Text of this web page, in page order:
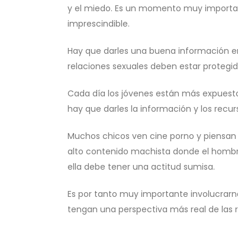
y el miedo. Es un momento muy
imprescindible.
Hay que darles una buena información
relaciones sexuales deben estar
Cada día los jóvenes están más
hay que darles la información y los
Muchos chicos ven cine porno y
alto contenido machista donde el
ella debe tener una actitud sumisa.
Es por tanto muy importante
tengan una perspectiva más real de las